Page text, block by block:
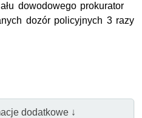
dowodowego prokurator
dozór policyjnych 3 razy
dodatkowe ↓